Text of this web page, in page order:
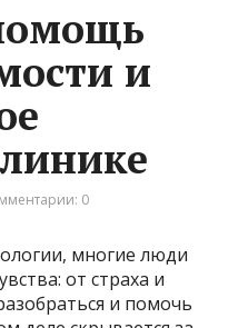
и
0
многие люди
от страха и
и помочь